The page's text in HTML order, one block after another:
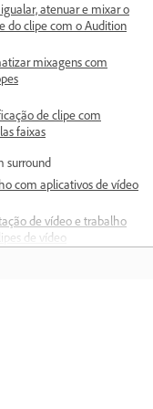
atenuar e mixar o
do clipe com o Audition
mixagens com
de clipe com
faixas
surround
com aplicativos de vídeo
de vídeo e trabalho
de vídeo